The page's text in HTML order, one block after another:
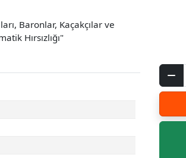
Baronlar, Kaçakçılar ve
Hırsızlığı"